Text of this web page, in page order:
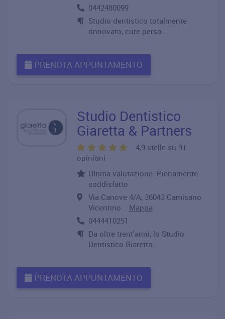
0442480099
Studio dentistico totalmente
rinnovato, cure perso..
PRENOTA APPUNTAMENTO
Studio Dentistico
Giaretta & Partners
4,9 stelle su 91
opinioni
Ultima valutazione: Pienamente
soddisfatto
Via Canove 4/A, 36043 Camisano
Vicentino Mappa
0444410251
Da oltre trent'anni, lo Studio
Dentistico Giaretta..
PRENOTA APPUNTAMENTO